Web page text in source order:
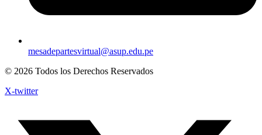
mesadepartesvirtual@asup.edu.pe
© 2026 Todos los Derechos Reservados
X-twitter